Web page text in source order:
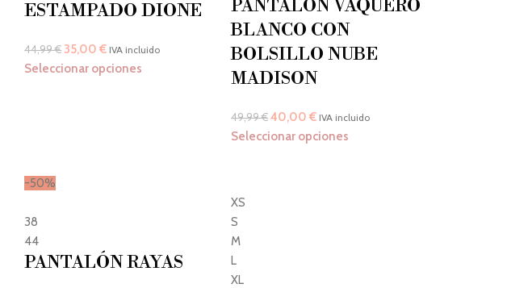
ESTAMPADO DIONE
44,99€ 35,00€ IVA incluido
Seleccionar opciones
PANTALÓN VAQUERO
BLANCO CON
BOLSILLO NUBE
MADISON
49,99€40,00€ IVA incluido
Seleccionar opciones
-50%
38
44
PANTALÓN RAYAS
XS
S
M
L
XL